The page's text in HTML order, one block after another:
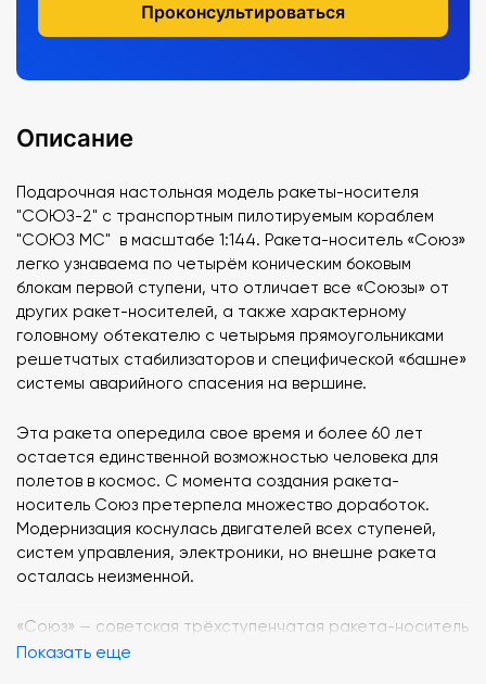
Проконсультироваться
Описание
Подарочная настольная модель ракеты-носителя
"СОЮЗ-2" с транспортным пилотируемым кораблем
"СОЮЗ МС" в масштабе 1:144. Ракета-носитель «Союз»
легко узнаваема по четырём коническим боковым
блокам первой ступени, что отличает все «Союзы» от
других ракет-носителей, а также характерному
головному обтекателю с четырьмя прямоугольниками
решетчатых стабилизаторов и специфической «башне»
системы аварийного спасения на вершине.
Эта ракета опередила свое время и более 60 лет
остается единственной возможностью человека для
полетов в космос. С момента создания ракета-
носитель Союз претерпела множество доработок.
Модернизация коснулась двигателей всех ступеней,
систем управления, электроники, но внешне ракета
осталась неизменной.
«Союз» — советская трёхступенчатая ракета-носитель
(РН) среднего класса из семейства Р-7,
Показать еще